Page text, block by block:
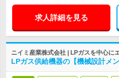
求人詳細を見る
ニイミ産業株式会社 | LPガスを中心に
LPガス供給機器の【機械設計メ